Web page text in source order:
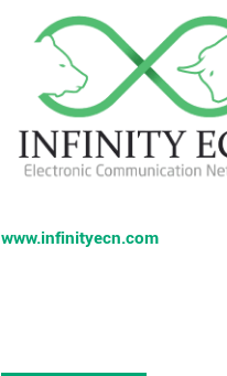
www.infinityecn.com